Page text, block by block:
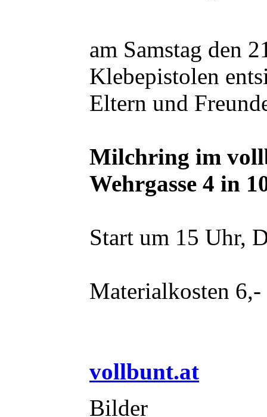
am Samstag den
Klebepistolen
Eltern und
Milchring im
Wehrgasse 4 in
Start um 15 Uhr,
Materialkosten
vollbunt.at
Bilder